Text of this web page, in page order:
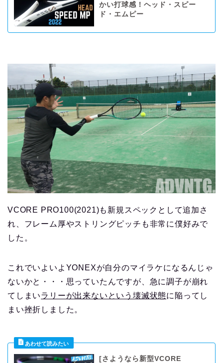
かい打球感！ヘッド・スピー
ド・エムピー
VCORE PRO100(2021)も新規スペックとして追加さ
れ、フレーム厚やストリングピッチも非常に僕好みで
した。
これでいよいよYONEXが自分のマイラケになるんじゃ
ないかと・・・思っていたんですが、急に調子が崩れ
てしまいラリーが出来ないという壊滅状態に陥ってし
まい挫折しました。
[さようなら新型VCORE